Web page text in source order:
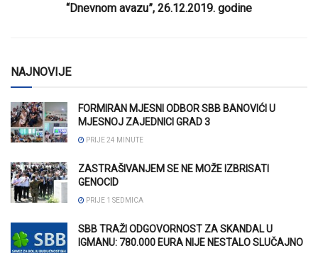
“Dnevnom avazu”, 26.12.2019. godine
NAJNOVIJE
FORMIRAN MJESNI ODBOR SBB BANOVIĆI U
MJESNOJ ZAJEDNICI GRAD 3
PRIJE 24 MINUTE
ZASTRAŠIVANJEM SE NE MOŽE IZBRISATI
GENOCID
PRIJE 1 SEDMICA
SBB TRAŽI ODGOVORNOST ZA SKANDAL U
IGMANU: 780.000 EURA NIJE NESTALO SLUČAJNO